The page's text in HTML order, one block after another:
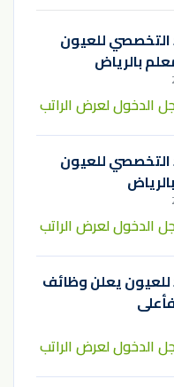
للعيون
بالرياض
الدخول لعرض الراتب
للعيون
الدخول لعرض الراتب
يعلن وظائف
الدخول لعرض الراتب